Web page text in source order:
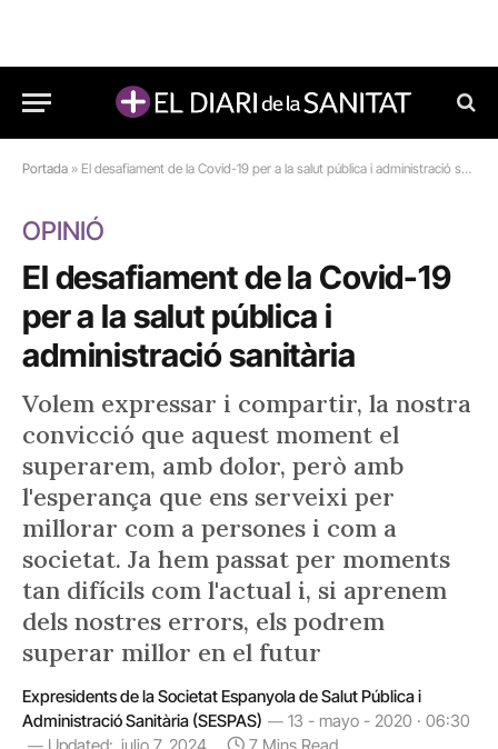
Portada » El desafiament de la Covid-19 per a la salut pública i administració sanitària
OPINIÓ
El desafiament de la Covid-19
per a la salut pública i
administració sanitària
Volem expressar i compartir, la nostra
convicció que aquest moment el
superarem, amb dolor, però amb
l'esperança que ens serveixi per
millorar com a persones i com a
societat. Ja hem passat per moments
tan difícils com l'actual i, si aprenem
dels nostres errors, els podrem
superar millor en el futur
Expresidents de la Societat Espanyola de Salut Pública i
Administració Sanitària (SESPAS)
13 - mayo - 2020 · 06:30